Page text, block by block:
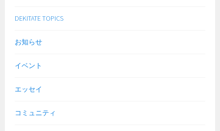
DEKITATE TOPICS
お知らせ
イベント
エッセイ
コミュニティ